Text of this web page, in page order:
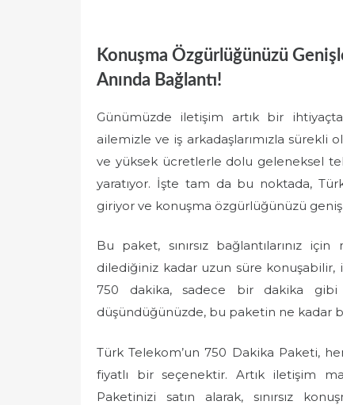
Konuşma Özgürlüğünüzü
Anında Bağlantı!
Günümüzde iletişim artık bir
ailemizle ve iş arkadaşlarımızla sürekli
ve yüksek ücretlerle dolu geleneksel
yaratıyor. İşte tam da bu noktada,
giriyor ve konuşma özgürlüğünüzü
Bu paket, sınırsız bağlantılarınız
dilediğiniz kadar uzun süre
750 dakika, sadece bir dakika
düşündüğünüzde, bu paketin ne kadar
Türk Telekom’un 750 Dakika Paketi,
fiyatlı bir seçenektir. Artık iletişim
Paketinizi satın alarak, sınırsız